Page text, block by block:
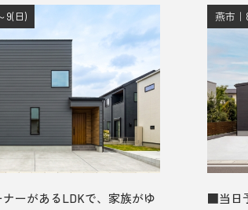
9(日)
ーがあるLDKで、家族がゆ
燕市｜
■当日